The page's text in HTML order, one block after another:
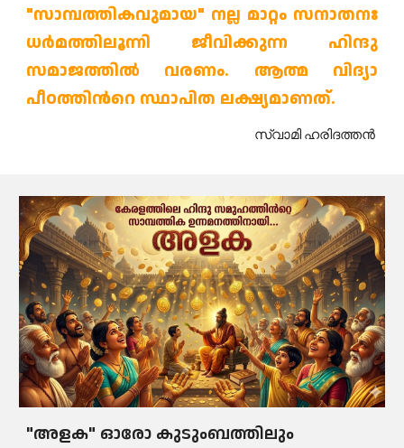
"സാമ്പത്തികവുമായ" നല്ല മാറ്റം സനാതനഃ
ധർമത്തിലൂന്നി ജീവിക്കുന്ന ഹിന്ദു
സമാജത്തിൽ വരണം. ആത്മ വിദ്യാ
പീഠത്തിൻറെ സ്ഥാപിത ലക്ഷ്യമാണത്.
സ്വാമി ഹരിദത്തൻ
"അളക" ഓരോ കുടുംബത്തിലും